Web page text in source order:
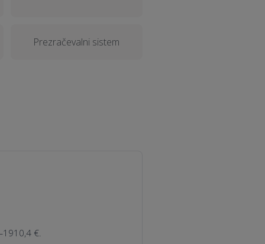
Prezračevalni sistem
€.